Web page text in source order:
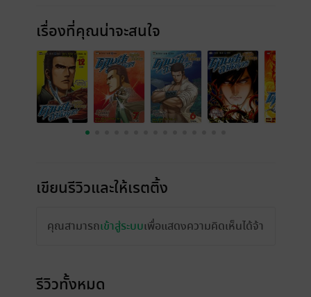
เรื่องที่คุณน่าจะสนใจ
เขียนรีวิวและให้เรตติ้ง
คุณสามารถเข้าสู่ระบบเพื่อแสดงความคิดเห็นได้จ้า
รีวิวทั้งหมด